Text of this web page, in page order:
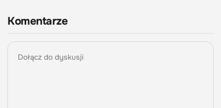
Komentarze